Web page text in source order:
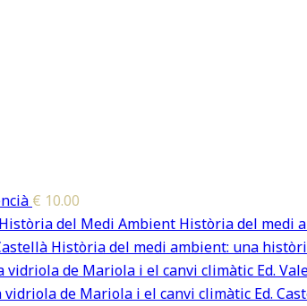
€ 10.00
Història del medi
Història del medi ambient: una
vidriola de Mariola i el canvi climàtic Ed.
vidriola de Mariola i el canvi climàtic Ed.